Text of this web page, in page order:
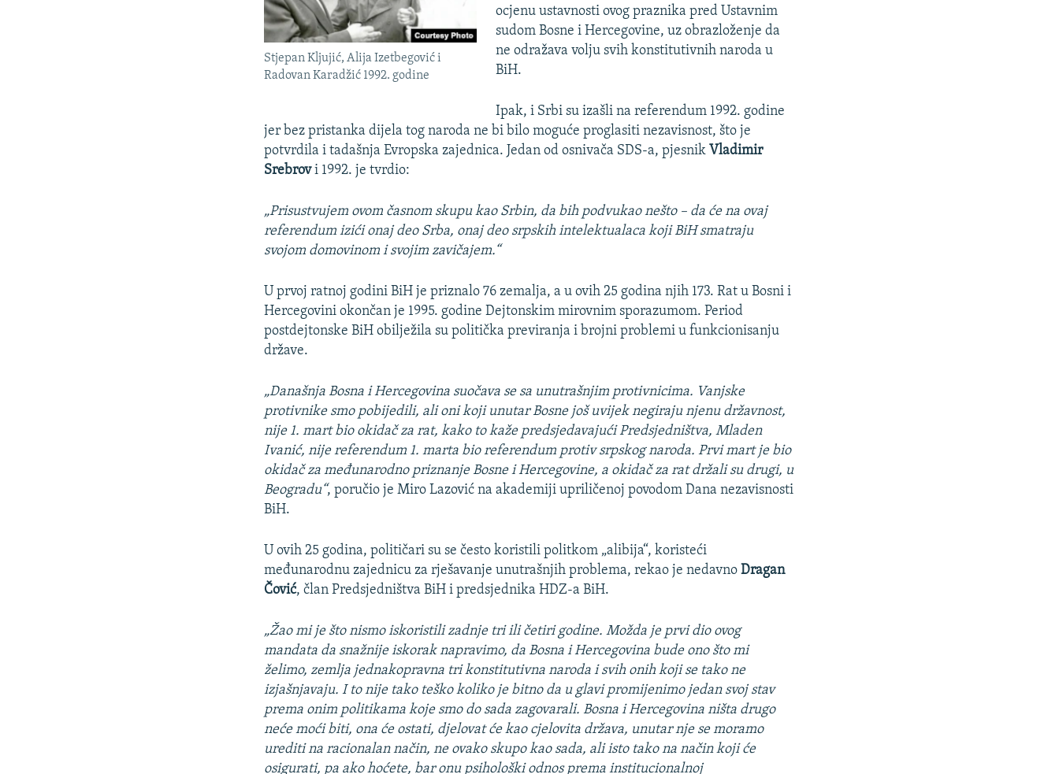
Stjepan Kljujić, Alija Izetbegović i
Radovan Karadžić 1992. godine
ocjenu ustavnosti ovog praznika pred Ustavnim
sudom Bosne i Hercegovine, uz obrazloženje da
ne odražava volju svih konstitutivnih naroda u
BiH.
Ipak, i Srbi su izašli na referendum 1992. godine
jer bez pristanka dijela tog naroda ne bi bilo moguće proglasiti nezavisnost, što je
potvrdila i tadašnja Evropska zajednica. Jedan od osnivača SDS-a, pjesnik Vladimir
Srebrovi 1992. je tvrdio:
„Prisustvujem ovom časnom skupu kao Srbin, da bih podvukao nešto – da će na ovaj
referendum izići onaj deo Srba, onaj deo srpskih intelektualaca koji BiH smatraju
svojom domovinom i svojim zavičajem.“
U prvoj ratnoj godini BiH je priznalo 76 zemalja, a u ovih 25 godina njih 173. Rat u Bosni i
Hercegovini okončan je 1995. godine Dejtonskim mirovnim sporazumom. Period
postdejtonske BiH obilježila su politička previranja i brojni problemi u funkcionisanju
države.
„Današnja Bosna i Hercegovina suočava se sa unutrašnjim protivnicima. Vanjske
protivnike smo pobijedili, ali oni koji unutar Bosne još uvijek negiraju njenu državnost,
nije 1. mart bio okidač za rat, kako to kaže predsjedavajući Predsjedništva, Mladen
Ivanić, nije referendum 1. marta bio referendum protiv srpskog naroda. Prvi mart je bio
okidač za međunarodno priznanje Bosne i Hercegovine, a okidač za rat držali su drugi, u
Beogradu“, poručio je Miro Lazović na akademiji upriličenoj povodom Dana nezavisnosti
BiH.
U ovih 25 godina, političari su se često koristili politkom „alibija“, koristeći
međunarodnu zajednicu za rješavanje unutrašnjih problema, rekao je nedavnoDragan
Čović, član Predsjedništva BiH i predsjednika HDZ-a BiH.
„Žao mi je što nismo iskoristili zadnje tri ili četiri godine. Možda je prvi dio ovog
mandata da snažnije iskorak napravimo, da Bosna i Hercegovina bude ono što mi
želimo, zemlja jednakopravna tri konstitutivna naroda i svih onih koji se tako ne
izjašnjavaju. I to nije tako teško koliko je bitno da u glavi promijenimo jedan svoj stav
prema onim politikama koje smo do sada zagovarali. Bosna i Hercegovina ništa drugo
neće moći biti, ona će ostati, djelovat će kao cjelovita država, unutar nje se moramo
urediti na racionalan način, ne ovako skupo kao sada, ali isto tako na način koji će
osigurati, pa ako hoćete, bar onu psihološki odnos prema institucionalnoj